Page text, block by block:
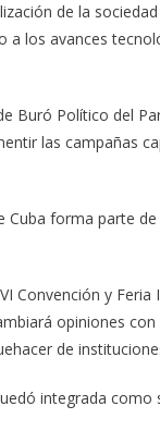
de la
a los avances
Buró Político del
las campañas
Cuba forma parte
Convención y
opiniones
de
integrada como